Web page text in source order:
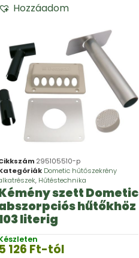
Hozzáadom
295105510-p
Dometic hűtőszekrény
, Hűtéstechnika
szett Dometic
hűtőkhöz
literig
5 126 Ft-tól